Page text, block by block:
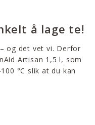
å lage te!
og det vet vi. Derfor
Artisan 1,5 l, som
°C slik at du kan